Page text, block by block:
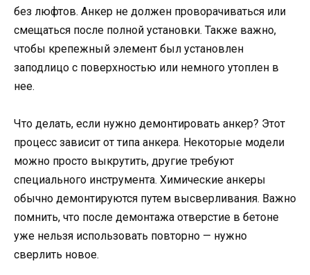
без люфтов. Анкер не должен проворачиваться или
смещаться после полной установки. Также важно,
чтобы крепежный элемент был установлен
заподлицо с поверхностью или немного утоплен в
нее.
Что делать, если нужно демонтировать анкер? Этот
процесс зависит от типа анкера. Некоторые модели
можно просто выкрутить, другие требуют
специального инструмента. Химические анкеры
обычно демонтируются путем высверливания. Важно
помнить, что после демонтажа отверстие в бетоне
уже нельзя использовать повторно — нужно
сверлить новое.